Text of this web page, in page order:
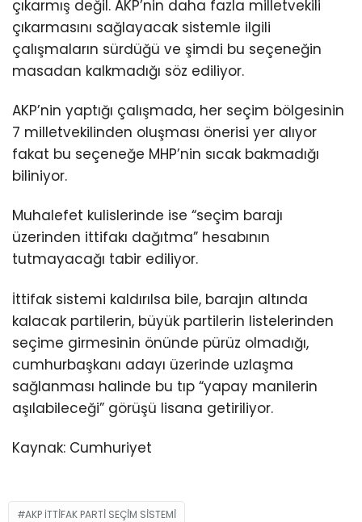
çıkarmış değil. AKP’nin daha fazla milletvekili
çıkarmasını sağlayacak sistemle ilgili
çalışmaların sürdüğü ve şimdi bu seçeneğin
masadan kalkmadığı söz ediliyor.
AKP’nin yaptığı çalışmada, her seçim bölgesinin
7 milletvekilinden oluşması önerisi yer alıyor
fakat bu seçeneğe MHP’nin sıcak bakmadığı
biliniyor.
Muhalefet kulislerinde ise “seçim barajı
üzerinden ittifakı dağıtma” hesabının
tutmayacağı tabir ediliyor.
İttifak sistemi kaldırılsa bile, barajın altında
kalacak partilerin, büyük partilerin listelerinden
seçime girmesinin önünde pürüz olmadığı,
cumhurbaşkanı adayı üzerinde uzlaşma
sağlanması halinde bu tıp “yapay manilerin
aşılabileceği” görüşü lisana getiriliyor.
Kaynak: Cumhuriyet
AKP İTTİFAK PARTİ SEÇİM SİSTEMİ